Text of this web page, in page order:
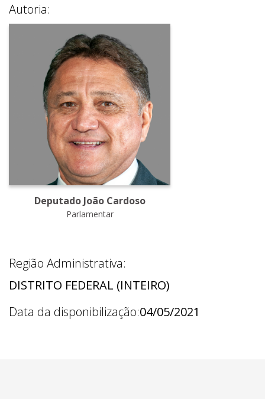
Autoria:
Deputado João Cardoso
Parlamentar
Região Administrativa:
DISTRITO FEDERAL (INTEIRO)
Data da disponibilização:04/05/2021